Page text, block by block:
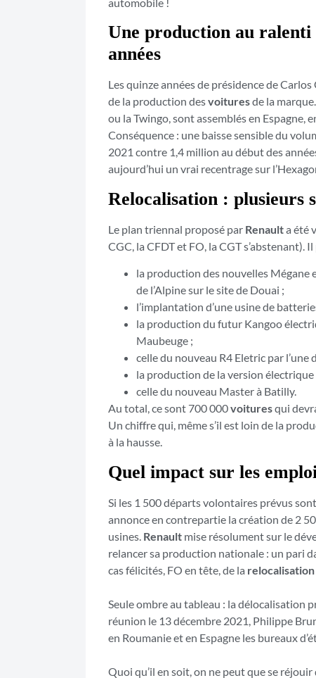
Une production au ralenti
années
Les quinze années de présidence de
de la production desvoituresde la
ou la Twingo, sont assemblés en Espagne,
Conséquence : une baisse sensible du
2021 contre 1,4 million au début des
aujourd’hui un vrai recentrage sur
Relocalisation : plusieurs
Le plan triennal proposé par Renaulta été
CGC, la CFDT et FO, la CGT s’abstenant).
la production des nouvelles Mégane
de l’Alpine sur le site de Douai ;
l’implantation d’une usine de
la production du futur Kangoo
Maubeuge ;
celle du nouveau R4 Eletric par l’une
la production de la version électrique
celle du nouveau Master à Batilly.
Au total, ce sont 700 000voituresqui
Un chiffre qui, même s’il est loin de la
à la hausse.
Quel impact sur les
Si les 1 500 départs volontaires prévus
annonce en contrepartie la création de 2
usines. Renault mise résolument sur le
relancer sa production nationale : un pari
cas félicités, FO en tête, de la relocalisation
Seule ombre au tableau : la délocalisation
réunion le 13 décembre 2021, Philippe
en Roumanie et en Espagne les bureaux
Quoi qu’il en soit, on ne peut que se réjouir